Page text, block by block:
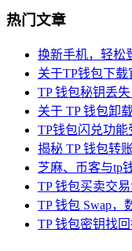
热门文章
换新手机，轻松
关于TP钱包下
TP 钱包秘钥丢
关于 TP 钱包卸
TP钱包闪兑功
揭秘 TP 钱包转
芝麻、币客与tp
TP 钱包买卖交
TP 钱包 Swap，
TP 钱包密钥找